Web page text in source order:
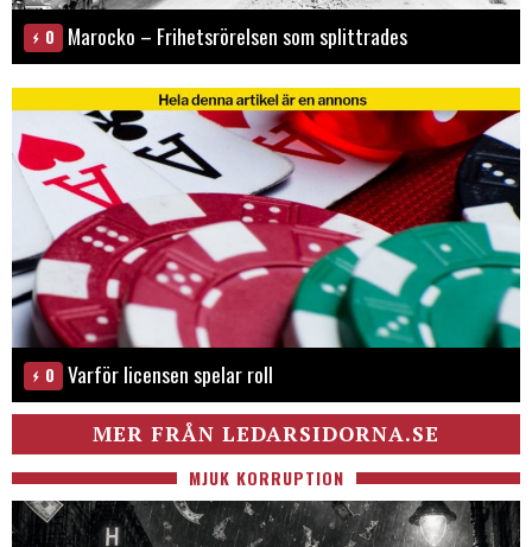
0 Marocko – Frihetsrörelsen som splittrades
0 Varför licensen spelar roll
MER FRÅN LEDARSIDORNA.SE
MJUK KORRUPTION